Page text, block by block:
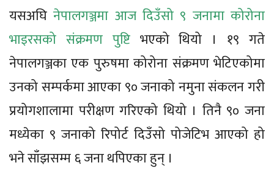
यसअघिनेपालगञ्जमा आज दिउँसो ९ जनामा कोरोना
भाइरसको संक्रमण पुष्टिभएको थियो । १९ गते
नेपालगञ्जका एक पुरुषमा कोरोना संक्रमण भेटिएकोमा
उनको सम्पर्कमा आएका ९० जनाको नमुना संकलन गरी
प्रयोगशालामा परीक्षण गरिएको थियो । तिनै ९० जना
मध्येका ९ जनाको रिपोर्ट दिउँसो पोजेटिभ आएको हो
भने साँझसम्म ६ जना थपिएका हुन् ।